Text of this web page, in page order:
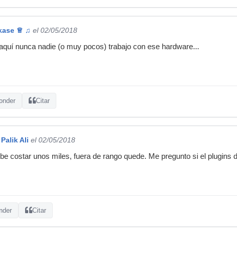
♕ ♫ el 02/05/2018
nunca nadie (o muy pocos) trabajo con ese hardware...
Citar
Ali el 02/05/2018
costar unos miles, fuera de rango quede. Me pregunto si el
Citar